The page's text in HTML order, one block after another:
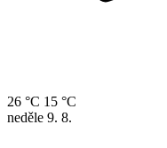
26 °C 15 °C
neděle 9. 8.